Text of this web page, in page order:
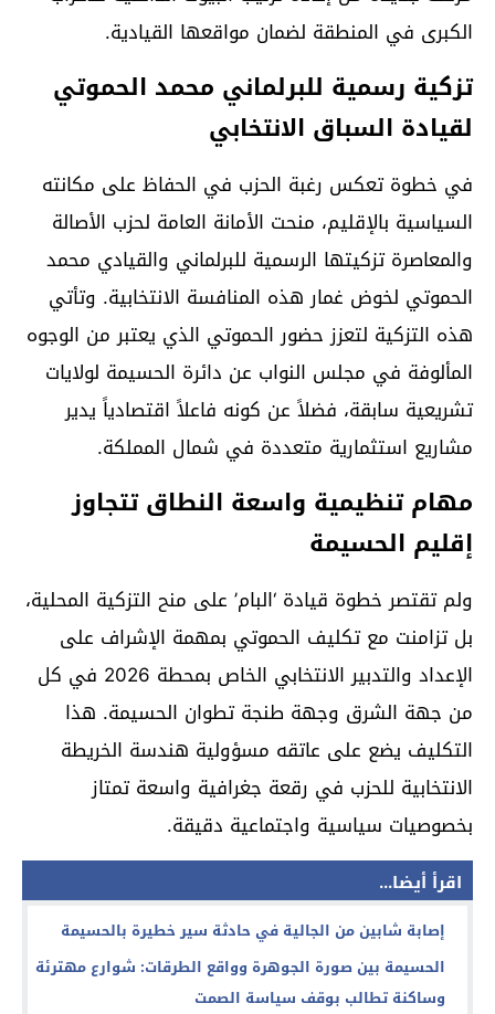
الكبرى في المنطقة لضمان مواقعها القيادية.
تزكية رسمية للبرلماني محمد الحموتي
لقيادة السباق الانتخابي
في خطوة تعكس رغبة الحزب في الحفاظ على مكانته
السياسية بالإقليم، منحت الأمانة العامة لحزب الأصالة
والمعاصرة تزكيتها الرسمية للبرلماني والقيادي محمد
الحموتي لخوض غمار هذه المنافسة الانتخابية. وتأتي
هذه التزكية لتعزز حضور الحموتي الذي يعتبر من الوجوه
المألوفة في مجلس النواب عن دائرة الحسيمة لولايات
تشريعية سابقة، فضلاً عن كونه فاعلاً اقتصادياً يدير
مشاريع استثمارية متعددة في شمال المملكة.
مهام تنظيمية واسعة النطاق تتجاوز
إقليم الحسيمة
ولم تقتصر خطوة قيادة ‘البام’ على منح التزكية المحلية،
بل تزامنت مع تكليف الحموتي بمهمة الإشراف على
الإعداد والتدبير الانتخابي الخاص بمحطة 2026 في كل
من جهة الشرق وجهة طنجة تطوان الحسيمة. هذا
التكليف يضع على عاتقه مسؤولية هندسة الخريطة
الانتخابية للحزب في رقعة جغرافية واسعة تمتاز
بخصوصيات سياسية واجتماعية دقيقة.
اقرأ أيضا...
إصابة شابين من الجالية في حادثة سير خطيرة بالحسيمة
الحسيمة بين صورة الجوهرة وواقع الطرقات: شوارع مهترئة
وساكنة تطالب بوقف سياسة الصمت